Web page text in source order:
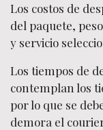
Los costos de
del paquete,
y servicio
Los tiempos de
contemplan los
por lo que se
demora el